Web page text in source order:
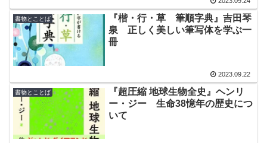
書物とことば
『楷・行・草 筆順字典』吉田琴
泉 正しく美しい筆写体を学ぶ一
冊
2023.09.22
書物とことば
『超圧縮 地球生物全史』ヘンリ
ー・ジー 生命38憶年の歴史につ
いて